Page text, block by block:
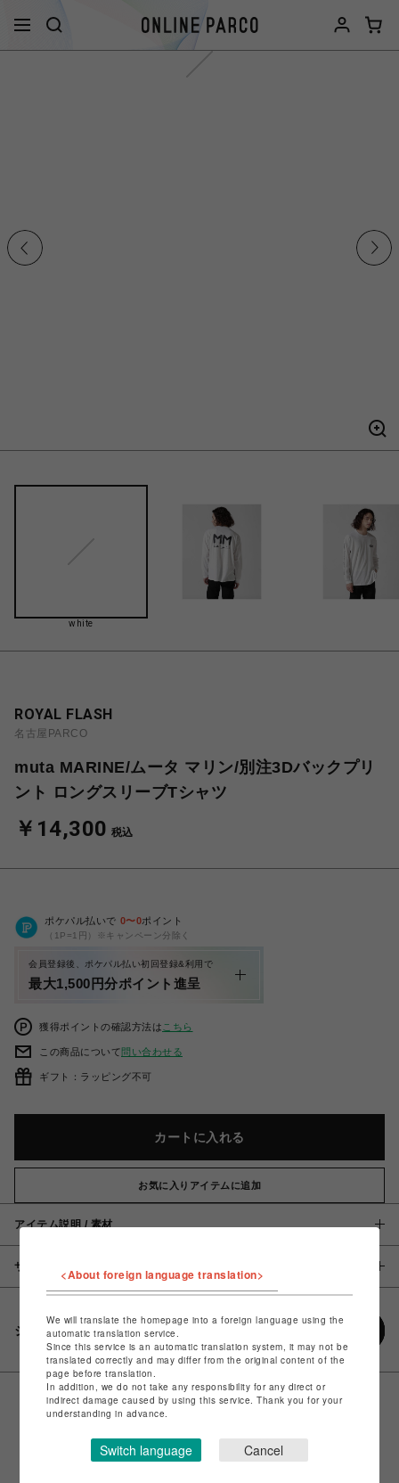
white
ROYAL FLASH
名古屋PARCO
muta MARINE/ムータ マリン/別注3Dバックプリ
ント ロングスリーブTシャツ
￥14,300 税込
ポケパル払いで 0〜0ポイント
（1P=1円）※キャンペーン分除く
会員登録後、ポケパル払い初回登録&利用で
最大1,500円分ポイント進呈
獲得ポイントの確認方法は こちら
この商品について問い合わせる
ギフト：ラッピング不可
カートに入れる
お気に入りアイテムに追加
アイテム説明 / 素材
サイズ
シェアする
<About foreign language translation>
We will translate the homepage into a foreign language using the
automatic translation service.
Since this service is an automatic translation system, it may not be
translated correctly and may differ from the original content of the
page before translation.
In addition, we do not take any responsibility for any direct or
indirect damage caused by using this service. Thank you for your
understanding in advance.
Switch language Cancel